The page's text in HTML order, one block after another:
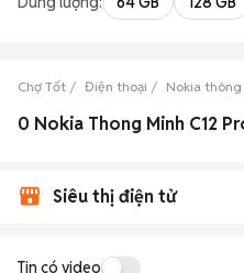
Chợ Tốt Điện thoại Nokia thông
0 Nokia Thong Minh C12
Siêu thị điện tử
Tin có video